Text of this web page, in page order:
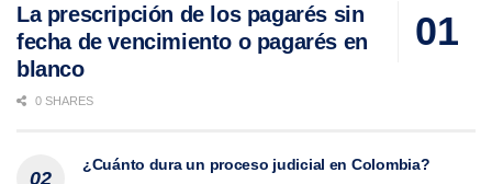
La prescripción de los pagarés sin
fecha de vencimiento o pagarés en
blanco
0 SHARES
¿Cuánto dura un proceso judicial en Colombia?